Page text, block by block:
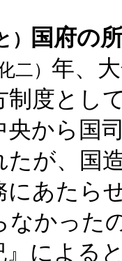
）
国府の
二） 年、
制度とし
から国
たが、国
にあたら
なかった
による